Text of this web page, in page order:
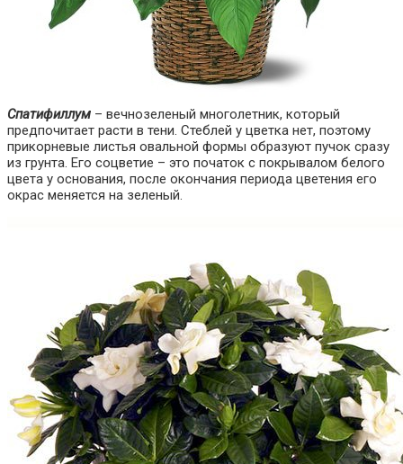
Спатифиллум – вечнозеленый многолетник, который
предпочитает расти в тени. Стеблей у цветка нет, поэтому
прикорневые листья овальной формы образуют пучок сразу
из грунта. Его соцветие – это початок с покрывалом белого
цвета у основания, после окончания периода цветения его
окрас меняется на зеленый.